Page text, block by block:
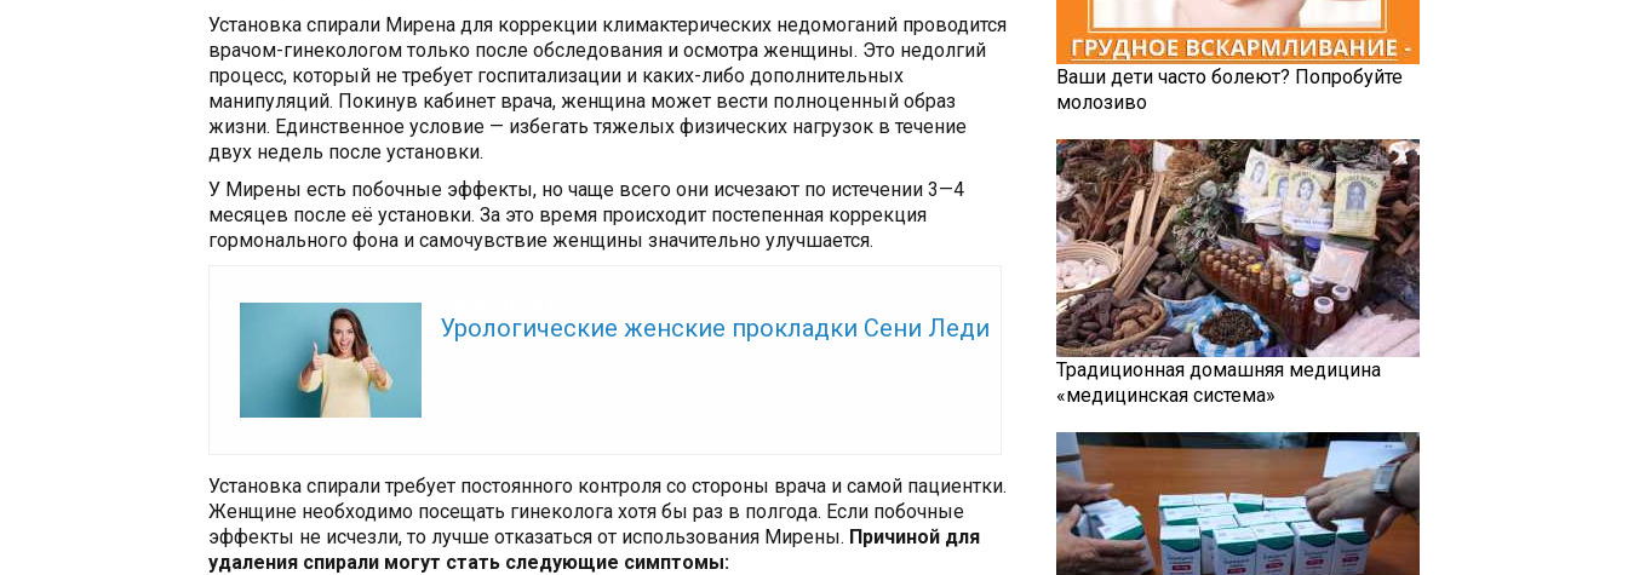
Установка спирали Мирена для коррекции климактерических недомоганий проводится
врачом-гинекологом только после обследования и осмотра женщины. Это недолгий
процесс, который не требует госпитализации и каких-либо дополнительных
манипуляций. Покинув кабинет врача, женщина может вести полноценный образ
жизни. Единственное условие — избегать тяжелых физических нагрузок в течение
двух недель после установки.
У Мирены есть побочные эффекты, но чаще всего они исчезают по истечении 3—4
месяцев после её установки. За это время происходит постепенная коррекция
гормонального фона и самочувствие женщины значительно улучшается.
Урологические женские прокладки Сени Леди
Установка спирали требует постоянного контроля со стороны врача и самой пациентки.
Женщине необходимо посещать гинеколога хотя бы раз в полгода. Если побочные
эффекты не исчезли, то лучше отказаться от использования Мирены. Причиной для
удаления спирали могут стать следующие симптомы:
Ваши дети часто болеют? Попробуйте
молозиво
Традиционная домашняя медицина
«медицинская система»